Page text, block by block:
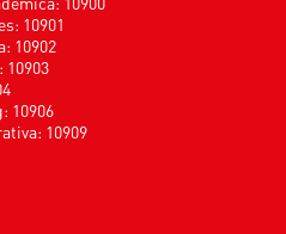
10901
10902
10906
10909